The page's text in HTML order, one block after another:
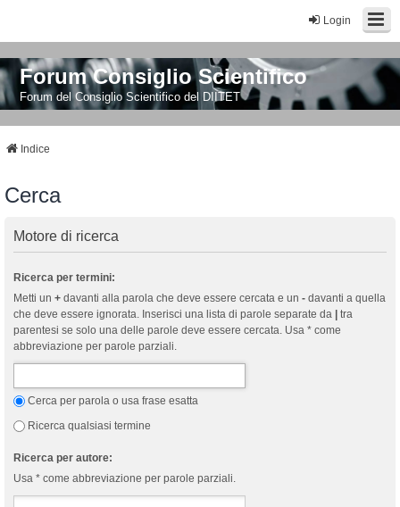
Login
Forum Consiglio Scientifico
Forum del Consiglio Scientifico del DIITET
Indice
Cerca
Motore di ricerca
Ricerca per termini:
Metti un + davanti alla parola che deve essere cercata e un - davanti a quella
che deve essere ignorata. Inserisci una lista di parole separate da
tra
parentesi se solo una delle parole deve essere cercata. Usa * come
abbreviazione per parole parziali.
Cerca per parola o usa frase esatta
Ricerca qualsiasi termine
Ricerca per autore:
Usa * come abbreviazione per parole parziali.